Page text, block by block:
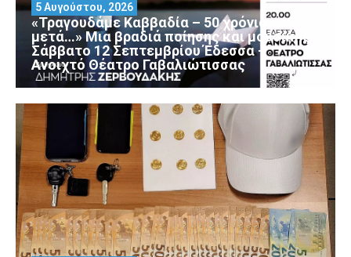
«Τραγουδάμε Καββαδία – 50 χρόνια
μετά…» Μια βραδιά ποίησης και μουσικής
Σάββατο 12 Σεπτεμβρίου Έδεσσα –
Ανοιχτό Θέατρο Γαβαλιώτισσας
5 Αυγούστου, 2026